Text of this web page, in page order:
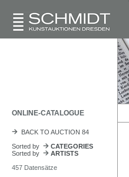
ONLINE-CATALOGUE
BACK TO AUCTION 84
Sorted by
CATEGORIES
Sorted by
ARTISTS
457 Datensätze